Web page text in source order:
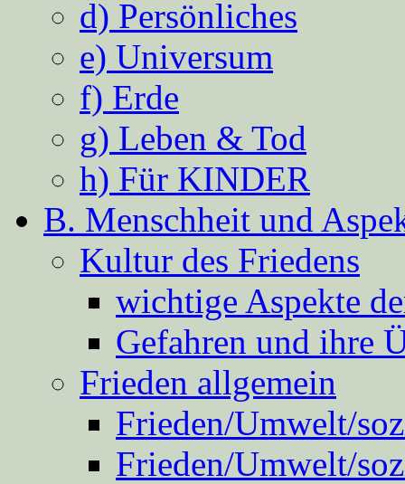
d) Persönliches
e) Universum
f) Erde
g) Leben & Tod
h) Für KINDER
B. Menschheit und
Kultur des Friedens
wichtige Aspekte
Gefahren und ihre
Frieden allgemein
Frieden/Umwelt/
Frieden/Umwelt/